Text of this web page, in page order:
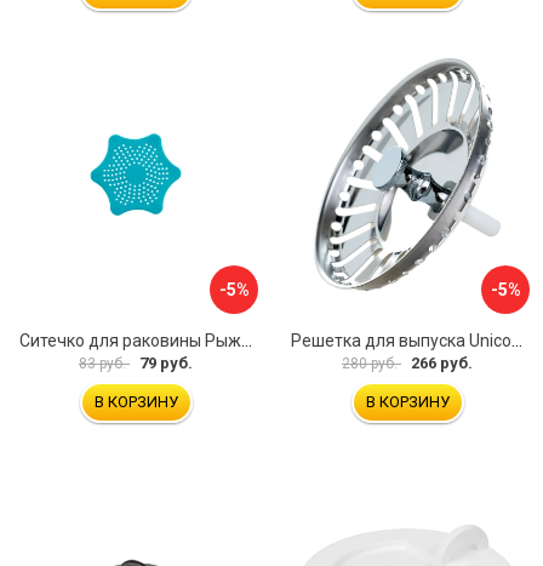
-5%
Ситечко для раковины Рыжий кот Морская Звезда 103659
83 руб. 79 руб.
В КОРЗИНУ
-5%
Решетка для выпуска Unicorn E100P
280 руб. 266 руб.
В КОРЗИНУ